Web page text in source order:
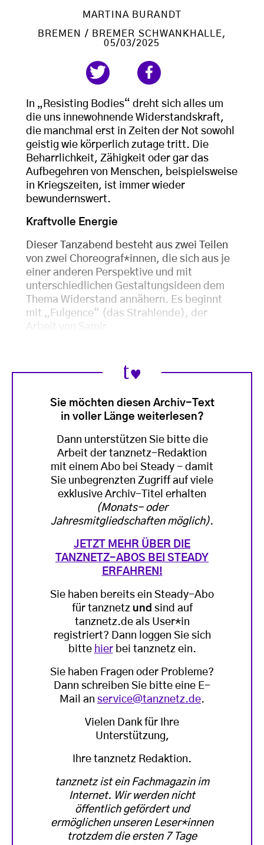
MARTINA BURANDT
BREMEN / BREMER SCHWANKHALLE ,
05/03/2025
In „Resisting Bodies“ dreht sich alles um
die uns innewohnende Widerstandskraft,
die manchmal erst in Zeiten der Not sowohl
geistig wie körperlich zutage tritt. Die
Beharrlichkeit, Zähigkeit oder gar das
Aufbegehren von Menschen, beispielsweise
in Kriegszeiten, ist immer wieder
bewundernswert.
Kraftvolle Energie
Dieser Tanzabend besteht aus zwei Teilen
von zwei Choreograf*innen, die sich aus je
einer anderen Perspektive und mit
unterschiedlichen Gestaltungsideen dem
Thema Widerstand annähern. Es beginnt
mit „Fulgence“ (das Strahlende), der
Arbeit von Samir
Sie möchten diesen Archiv-Text
in voller Länge weiterlesen?
Dann unterstützen Sie bitte die
Arbeit der tanznetz-Redaktion
mit einem Abo bei Steady - damit
Sie unbegrenzten Zugriff auf viele
exklusive Archiv-Titel erhalten
(Monats- oder
Jahresmitgliedschaften möglich).
JETZT MEHR ÜBER DIE
TANZNETZ-ABOS BEI STEADY
ERFAHREN!
Sie haben bereits ein Steady-Abo
für tanznetz und sind auf
tanznetz.de als User*in
registriert? Dann loggen Sie sich
bitte hierbei tanznetz ein.
Sie haben Fragen oder Probleme?
Dann schreiben Sie bitte eine E-
Mail an service@tanznetz.de.
Vielen Dank für Ihre
Unterstützung,
Ihre tanznetz Redaktion.
tanznetz ist ein Fachmagazin im
Internet. Wir werden nicht
öffentlich gefördert und
ermöglichen unseren Leser*innen
trotzdem die ersten 7 Tage